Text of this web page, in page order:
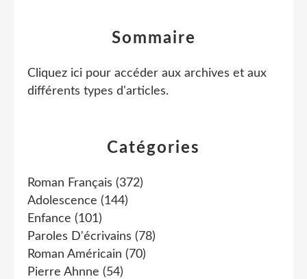
Catégories
Roman Français (372)
Adolescence (144)
Enfance (101)
Paroles D'écrivains (78)
Roman Américain (70)
Pierre Ahnne (54)
Sommaire
Cliquez ici pour accéder aux archives et aux
différents types d'articles.